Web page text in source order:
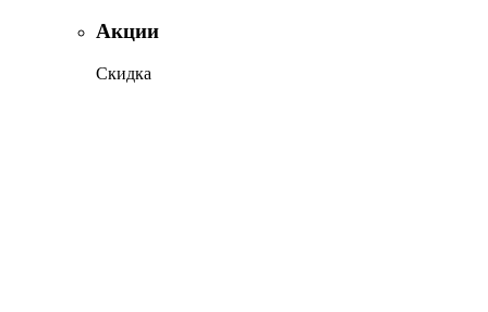
Акции
Скидка